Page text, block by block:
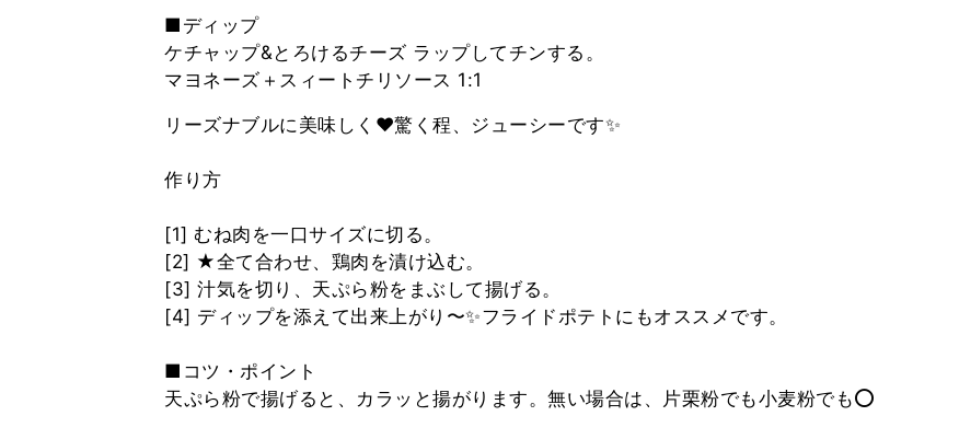
■ディップ
ケチャップ&とろけるチーズ ラップしてチンする。
リーズナブルに美味しく❤️驚く程、ジューシーです✨
作り方
[1] むね肉を一口サイズに切る。
[2] ★全て合わせ、鶏肉を漬け込む。
[3] 汁気を切り、天ぷら粉をまぶして揚げる。
[4] ディップを添えて出来上がり〜✨フライドポテトにもオススメです。
■コツ・ポイント
天ぷら粉で揚げると、カラッと揚がります。無い場合は、片栗粉でも小麦粉でも⭕️